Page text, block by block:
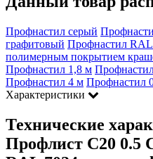
Профнастил серый
графитовый Профнастил
полимерным покрытием
Профнастил 1,8 м
Профнастил 4 м Профнастил
Характеристики
Технические
Профлист С20 0.5